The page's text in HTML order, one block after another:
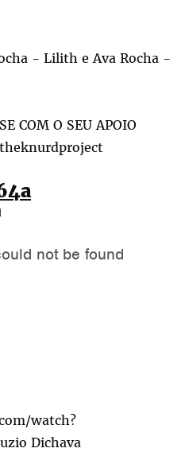
- Lilith e Ava Rocha -
COM O SEU APOIO
watch?
Dichava